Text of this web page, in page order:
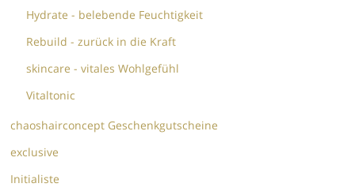
Hydrate - belebende Feuchtigkeit
Rebuild - zurück in die Kraft
skincare - vitales Wohlgefühl
Vitaltonic
chaoshairconcept Geschenkgutscheine
exclusive
Initialiste